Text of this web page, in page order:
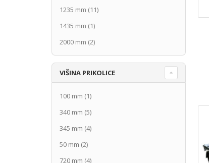
1235 mm (11)
1435 mm (1)
2000 mm (2)
VIŠINA PRIKOLICE
100 mm (1)
340 mm (5)
345 mm (4)
50 mm (2)
720 mm (4)